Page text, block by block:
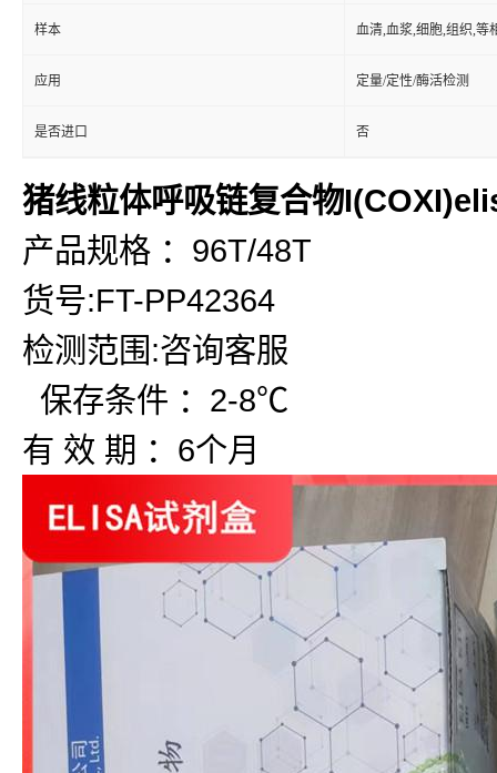
样本 血清,血浆,细胞,组织,等
应用 定量/定性/酶活检测
是否进口 否
猪线粒体呼吸链复合物
产品规格 ：96T/48T
货号:FT-PP42364
检测范围:咨询客服
保存条件 ：2-8℃
有 效 期 ：6个月